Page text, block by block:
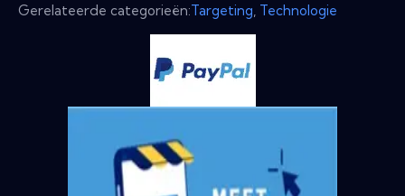
Gerelateerde categorieën:Targeting Technologie